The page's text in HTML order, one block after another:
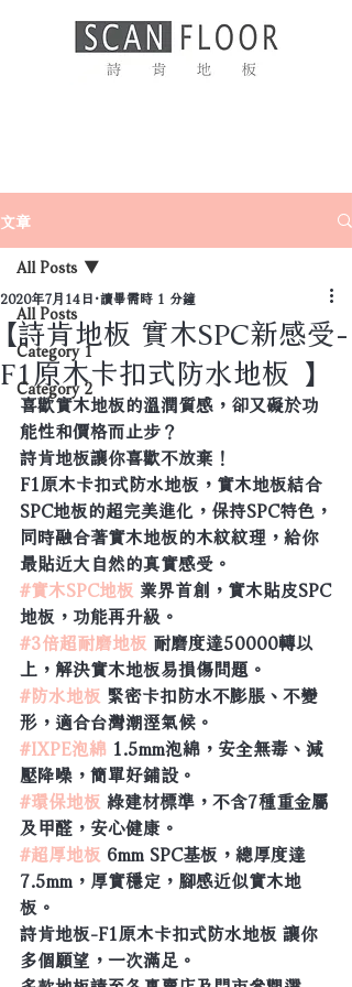
文章
All Posts
Category 1
Category 2
All Posts
【詩肯地板 實木SPC新感受-
F1原木卡扣式防水地板 】
2020年7月14日 讀畢需時 1 分鐘
喜歡實木地板的溫潤質感，卻又礙於功
能性和價格而止步？
詩肯地板讓你喜歡不放棄！
F1原木卡扣式防水地板，實木地板結合
SPC地板的超完美進化，保持SPC特色，
同時融合著實木地板的木紋紋理，給你
最貼近大自然的真實感受。
#實木SPC地板 業界首創，實木貼皮SPC
地板，功能再升級。
#3倍超耐磨地板 耐磨度達50000轉以
上，解決實木地板易損傷問題。
#防水地板 緊密卡扣防水不膨脹、不變
形，適合台灣潮溼氣候。
#IXPE泡綿 1.5mm泡綿，安全無毒、減
壓降噪，簡單好鋪設。
#環保地板 綠建材標準，不含7種重金屬
及甲醛，安心健康。
#超厚地板 6mm SPC基板，總厚度達
7.5mm，厚實穩定，腳感近似實木地
板。
詩肯地板-F1原木卡扣式防水地板 讓你
多個願望，一次滿足。